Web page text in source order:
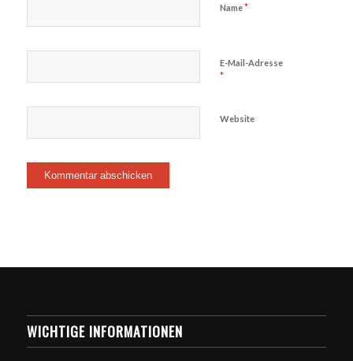
Name*
E-Mail-Adresse
*
Website
WICHTIGE INFORMATIONEN